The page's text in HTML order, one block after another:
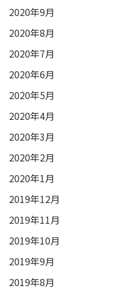
2020年9月
2020年8月
2020年7月
2020年6月
2020年5月
2020年4月
2020年3月
2020年2月
2020年1月
2019年12月
2019年11月
2019年10月
2019年9月
2019年8月